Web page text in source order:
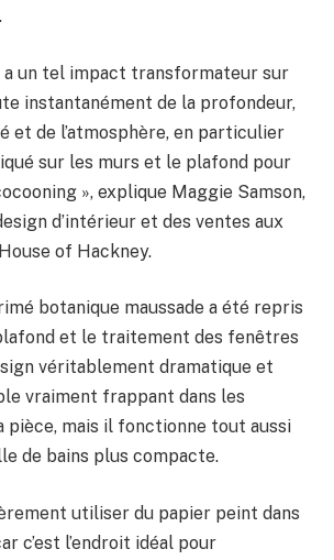
a un tel impact transformateur sur
instantanément de la profondeur,
et de l’atmosphère, en particulier
sur les murs et le plafond pour
», explique Maggie Samson,
d’intérieur et des ventes aux
of Hackney.
botanique maussade a été repris
et le traitement des fenêtres
véritablement dramatique et
vraiment frappant dans les
pièce, mais il fonctionne tout aussi
de bains plus compacte.
utiliser du papier peint dans
c’est l’endroit idéal pour